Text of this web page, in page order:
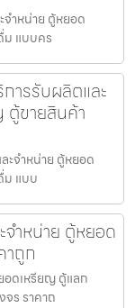
จำหน่าย ตู้หยอด
ม แบบคร
ารรับผลิตและ
ตู้ขายสินค้า
ะจำหน่าย ตู้หยอด
ม แบบ
ำหน่าย ตู้หยอด
ถูก
อดเหรียญ ตู้แลก
ร ราคาถ